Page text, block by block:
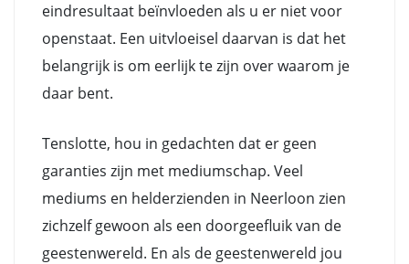
eindresultaat beïnvloeden als u er niet voor
openstaat. Een uitvloeisel daarvan is dat het
belangrijk is om eerlijk te zijn over waarom je
daar bent.
Tenslotte, hou in gedachten dat er geen
garanties zijn met mediumschap. Veel
mediums en helderzienden in Neerloon zien
zichzelf gewoon als een doorgeefluik van de
geestenwereld. En als de geestenwereld jou